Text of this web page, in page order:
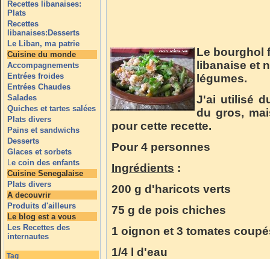
Recettes libanaises:
Plats
Recettes
libanaises:Desserts
Le Liban, ma patrie
Cuisine du monde
Accompagnements
Entrées froides
Entrées Chaudes
Salades
Quiches et tartes salées
Plats divers
Pains et sandwichs
Desserts
Glaces et sorbets
Le coin des enfants
Cuisine Senegalaise
Plats divers
A decouvrir
Produits d'ailleurs
Le blog est a vous
Les Recettes des
internautes
Tag
Le bourghol
libanaise et
légumes.
J'ai utilisé
du gros,
pour cette recette.
Pour 4 personnes
Ingrédients :
200 g d'haricots verts
75 g de pois chiches
1 oignon et 3 tomates
1/4 l d'eau